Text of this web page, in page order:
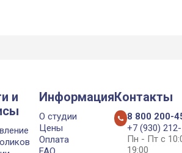
и
Информация
О студии
Цены
Оплата
Контакты
8 800 200-
+7 (930)
Пн - Пт с
19:00